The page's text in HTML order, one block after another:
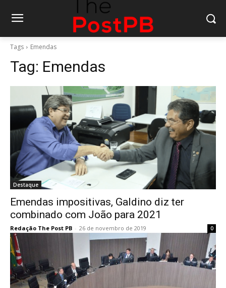
Tags Emendas
Tag: Emendas
Destaque
Emendas impositivas, Galdino diz ter
combinado com João para 2021
Redação The Post PB - 26 de novembro de 2019 0